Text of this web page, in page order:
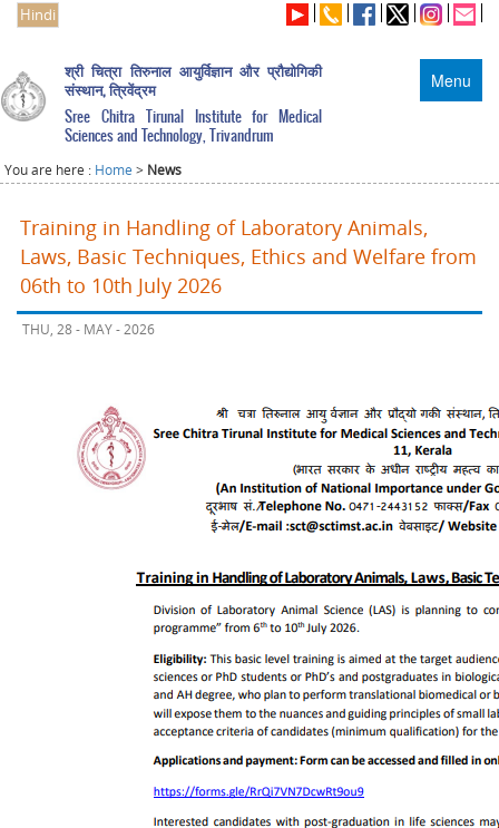
Hindi
Menu
श्री चित्रा तिरुनाल आयुर्विज्ञान और प्रौद्योगिकी
संस्थान, त्रिवेंद्रम
Sree Chitra Tirunal Institute for Medical
Sciences and Technology, Trivandrum
You are here : Home > News
Training in Handling of Laboratory Animals,
Laws, Basic Techniques, Ethics and Welfare from
06th to 10th July 2026
THU, 28 - MAY - 2026